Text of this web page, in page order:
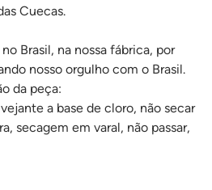
Cuecas.
Brasil, na nossa fábrica, por
nosso orgulho com o Brasil.
da peça:
a base de cloro, não secar
secagem em varal, não passar,